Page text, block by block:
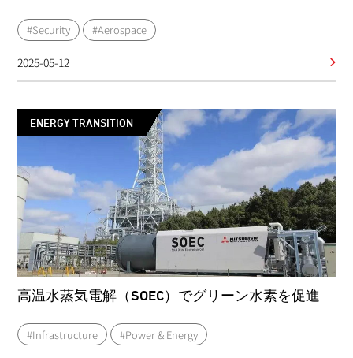
#Security #Aerospace
2025-05-12
ENERGY TRANSITION
高温水蒸気電解（SOEC）でグリーン水素を促進
#Infrastructure #Power & Energy